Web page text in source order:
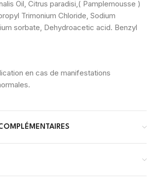
Oil, Citrus paradisi,( Pamplemousse )
Trimonium Chloride, Sodium
sorbate, Dehydroacetic acid. Benzyl
en cas de manifestations